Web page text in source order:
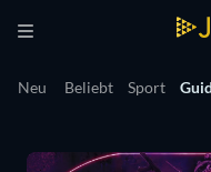
Neu Beliebt Sport